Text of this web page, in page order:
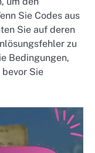
Sie Codes aus
Sie auf deren
zu
Bedingungen,
Sie